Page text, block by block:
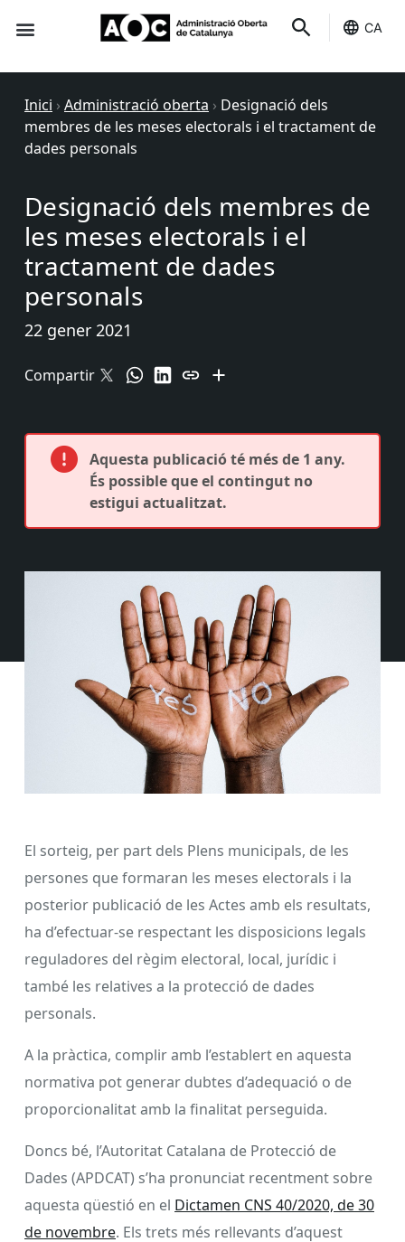
CA
Inici › Administració oberta › Designació dels
membres de les meses electorals i el tractament de
dades personals
Designació dels membres de
les meses electorals i el
tractament de dades
personals
22 gener 2021
Compartir
Aquesta publicació té més de 1 any.
És possible que el contingut no
estigui actualitzat.
El sorteig, per part dels Plens municipals, de les
persones que formaran les meses electorals i la
posterior publicació de les Actes amb els resultats,
ha d’efectuar-se respectant les disposicions legals
reguladores del règim electoral, local, jurídic i
també les relatives a la protecció de dades
personals.
A la pràctica, complir amb l’establert en aquesta
normativa pot generar dubtes d’adequació o de
proporcionalitat amb la finalitat perseguida.
Doncs bé, l’Autoritat Catalana de Protecció de
Dades (APDCAT) s’ha pronunciat recentment sobre
aquesta qüestió en el Dictamen CNS 40/2020, de 30
de novembre. Els trets més rellevants d’aquest